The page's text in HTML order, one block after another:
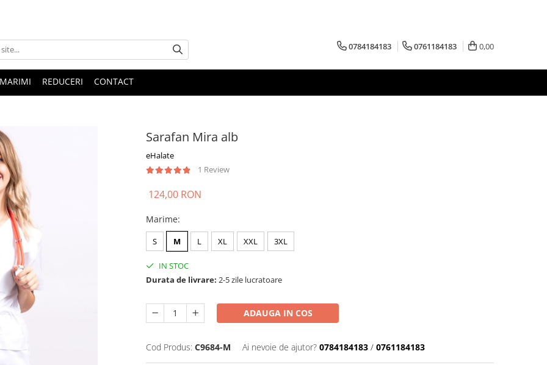
0784184183 0761184183 0,00
REDUCERI CONTACT
Sarafan Mira alb
eHalate
1 Review
124,00 RON
Marime:
S M L XL XXL 3XL
IN STOC
Durata de livrare: 2-5 zile lucratoare
ADAUGA IN COS
Cod Produs: C9684-M Ai nevoie de ajutor? 0784184183 / 0761184183